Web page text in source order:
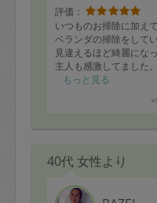
評価：
いつものお掃除に加えて
ベランダの掃除をして
見違えるほど綺麗にな
主人も感激してました。
もっと見る
40代 女性より